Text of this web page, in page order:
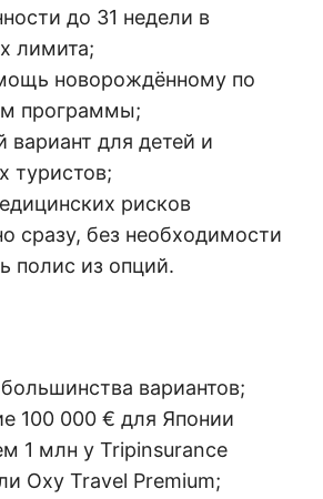
до 31 недели в
лимита;
новорождённому по
программы;
вариант для детей и
туристов;
рисков
сразу, без необходимости
полис из опций.
вариантов;
100 000 € для Японии
1 млн у Tripinsurance
Oxy Travel Premium;